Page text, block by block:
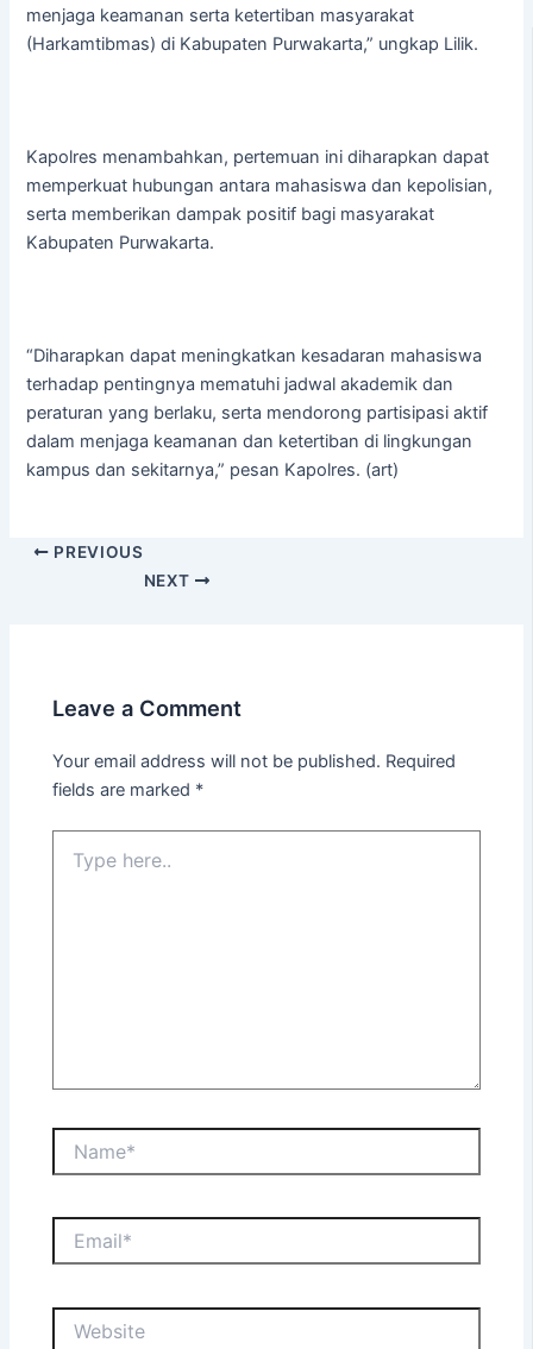
menjaga keamanan serta ketertiban masyarakat
(Harkamtibmas) di Kabupaten Purwakarta,” ungkap Lilik.
Kapolres menambahkan, pertemuan ini diharapkan dapat
memperkuat hubungan antara mahasiswa dan kepolisian,
serta memberikan dampak positif bagi masyarakat
Kabupaten Purwakarta.
“Diharapkan dapat meningkatkan kesadaran mahasiswa
terhadap pentingnya mematuhi jadwal akademik dan
peraturan yang berlaku, serta mendorong partisipasi aktif
dalam menjaga keamanan dan ketertiban di lingkungan
kampus dan sekitarnya,” pesan Kapolres. (art)
PREVIOUS
NEXT
Leave a Comment
Your email address will not be published. Required
fields are marked *
here..